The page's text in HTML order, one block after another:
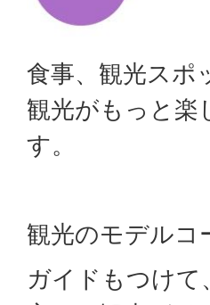
食事、観光スポ
観光がもっと楽
す。
観光のモデルコ
ガイドもつけ